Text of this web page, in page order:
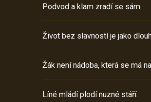
Podvod a klam zradí se sám.
Život bez slavností je jako
Žák není nádoba, která se má
Líné mládí plodí nuzné stáří.